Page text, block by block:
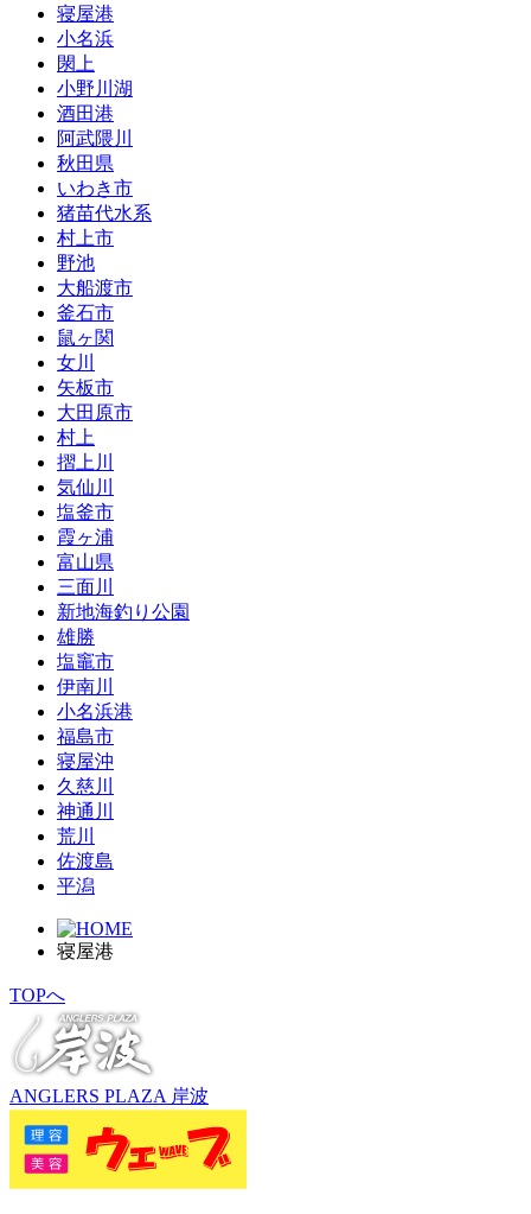
寝屋港
小名浜
閖上
小野川湖
酒田港
阿武隈川
秋田県
いわき市
猪苗代水系
村上市
野池
大船渡市
釜石市
鼠ヶ関
女川
矢板市
大田原市
村上
摺上川
気仙川
塩釜市
霞ヶ浦
富山県
三面川
新地海釣り公園
雄勝
塩竈市
伊南川
小名浜港
福島市
寝屋沖
久慈川
神通川
荒川
佐渡島
平潟
寝屋港
TOPへ
ANGLERS PLAZA 岸波